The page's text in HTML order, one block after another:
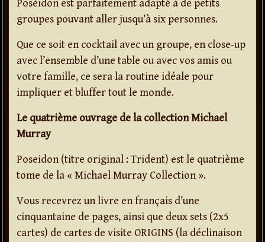
Poséidon est parfaitement adapté à de petits
groupes pouvant aller jusqu’à six personnes.
Que ce soit en cocktail avec un groupe, en close-up
avec l’ensemble d’une table ou avec vos amis ou
votre famille, ce sera la routine idéale pour
impliquer et bluffer tout le monde.
Le quatrième ouvrage de la collection Michael
Murray
Poseidon (titre original : Trident) est le quatrième
tome de la « Michael Murray Collection ».
Vous recevrez un livre en français d’une
cinquantaine de pages, ainsi que deux sets (2x5
cartes) de cartes de visite ORIGINS (la déclinaison